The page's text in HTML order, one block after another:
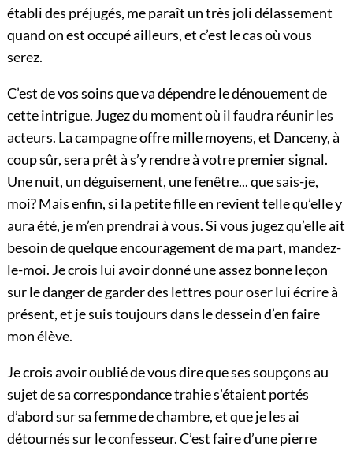
établi des préjugés, me paraît un très joli délassement
quand on est occupé ailleurs, et c’est le cas où vous
serez.
C’est de vos soins que va dépendre le dénouement de
cette intrigue. Jugez du moment où il faudra réunir les
acteurs. La campagne offre mille moyens, et Danceny, à
coup sûr, sera prêt à s’y rendre à votre premier signal.
Une nuit, un déguisement, une fenêtre... que sais-je,
moi? Mais enfin, si la petite fille en revient telle qu’elle y
aura été, je m’en prendrai à vous. Si vous jugez qu’elle ait
besoin de quelque encouragement de ma part, mandez-
le-moi. Je crois lui avoir donné une assez bonne leçon
sur le danger de garder des lettres pour oser luiécrire à
présent, et je suis toujours dans le dessein d’en faire
mon élève.
Je crois avoir oublié de vous dire que ses soupçons au
sujet de sa correspondance trahie s’étaient portés
d’abord sur sa femme de chambre, et que je les ai
détournés sur le confesseur. C’est faire d’une pierre